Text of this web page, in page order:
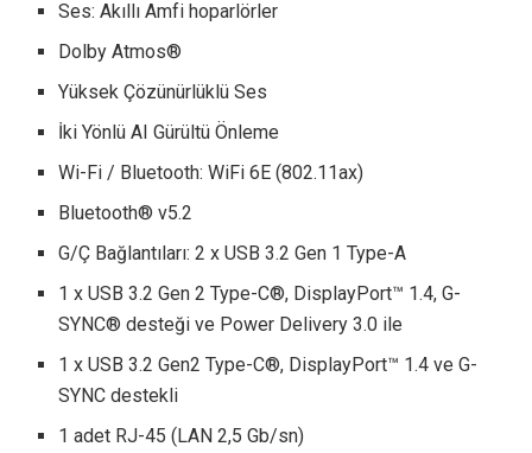
Ses: Akıllı Amfi hoparlörler
Dolby Atmos®
Yüksek Çözünürlüklü Ses
İki Yönlü AI Gürültü Önleme
Wi-Fi / Bluetooth: WiFi 6E (802.11ax)
Bluetooth® v5.2
G/Ç Bağlantıları: 2 x USB 3.2 Gen 1 Type-A
1 x USB 3.2 Gen 2 Type-C®, DisplayPort™ 1.4, G-
SYNC® desteği ve Power Delivery 3.0 ile
1 x USB 3.2 Gen2 Type-C®, DisplayPort™ 1.4 ve G-
SYNC destekli
1 adet RJ-45 (LAN 2,5 Gb/sn)